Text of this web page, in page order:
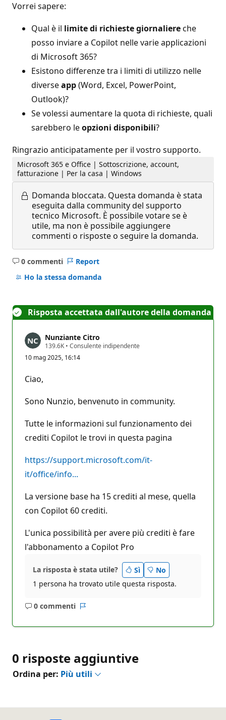
Vorrei sapere:
Qual è il limite di richieste giornaliereche
posso inviare a Copilot nelle varie applicazioni
di Microsoft 365?
Esistono differenze tra i limiti di utilizzo nelle
diverseapp(Word, Excel, PowerPoint,
Outlook)?
Se volessi aumentare la quota di richieste, quali
sarebbero leopzioni disponibili?
Ringrazio anticipatamente per il vostro supporto.
Microsoft 365 e Office | Sottoscrizione, account,
fatturazione | Per la casa | Windows
Domanda bloccata. Questa domanda è stata
eseguita dalla community del supporto
tecnico Microsoft. È possibile votare se è
utile, ma non è possibile aggiungere
commenti o risposte o seguire la domanda.
0 commenti
Nessun
commento
Report
Ho la stessa domanda
Risposta accettata dall'autore della domanda
Nunziante Citro
139.6K P
n
r
e
u
t
a
o
n
e
• Consulente indipendente
10 mag 2025, 16:14
Ciao,
Sono Nunzio, benvenuto in community.
Tutte le informazioni sul funzionamento dei
crediti Copilot le trovi in questa pagina
https://support.microsoft.com/it-
it/office/info...
La versione base ha 15 crediti al mese, quella
con Copilot 60 crediti.
L'unica possibilità per avere più crediti è fare
l'abbonamento a Copilot Pro
La risposta è stata utile? Sì
No
1 persona ha trovato utile questa risposta.
0 commenti
Nessun
0 risposte aggiuntive
Ordina per: Più utili